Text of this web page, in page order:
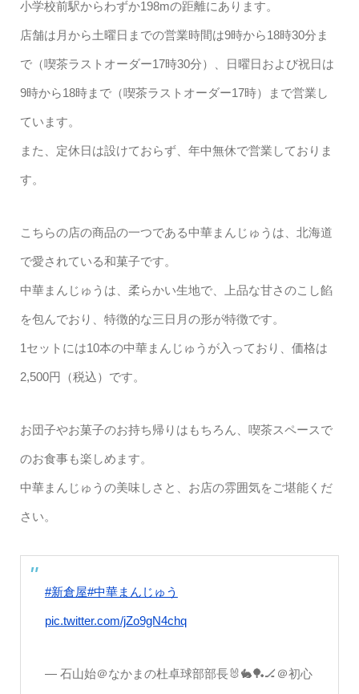
小学校前駅からわずか198mの距離にあります。
店舗は月から土曜日までの営業時間は9時から18時30分ま
で（喫茶ラストオーダー17時30分）、日曜日および祝日は
9時から18時まで（喫茶ラストオーダー17時）まで営業し
ています。
また、定休日は設けておらず、年中無休で営業しておりま
す。
こちらの店の商品の一つである中華まんじゅうは、北海道
で愛されている和菓子です。
中華まんじゅうは、柔らかい生地で、上品な甘さのこし餡
を包んでおり、特徴的な三日月の形が特徴です。
1セットには10本の中華まんじゅうが入っており、価格は
2,500円（税込）です。
お団子やお菓子のお持ち帰りはもちろん、喫茶スペースで
のお食事も楽しめます。
中華まんじゅうの美味しさと、お店の雰囲気をご堪能くだ
さい。
#新倉屋#中華まんじゅう
pic.twitter.com/jZo9gN4chq
— 石山始＠なかまの杜卓球部部長🐰🐇🏓🏒＠初心